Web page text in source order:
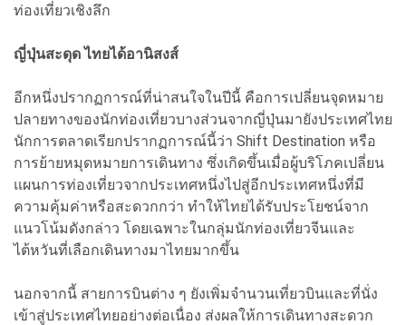
ท่องเที่ยวเชิงลึก
ญี่ปุ่นสะดุด ไทยได้อานิสงส์
อีกหนึ่งปรากฏการณ์ที่น่าสนใจในปีนี้ คือการเปลี่ยนจุดหมาย
ปลายทางของนักท่องเที่ยวบางส่วนจากญี่ปุ่นมายังประเทศไทย
นักการตลาดเรียกปรากฏการณ์นี้ว่า Shift Destination หรือ
การย้ายหมุดหมายการเดินทาง ซึ่งเกิดขึ้นเมื่อผู้บริโภคเปลี่ยน
แผนการท่องเที่ยวจากประเทศหนึ่งไปสู่อีกประเทศหนึ่งที่มี
ความคุ้มค่าหรือสะดวกกว่า ทำให้ไทยได้รับประโยชน์จาก
แนวโน้มดังกล่าว โดยเฉพาะในกลุ่มนักท่องเที่ยวจีนและ
ไต้หวันที่เลือกเดินทางมาไทยมากขึ้น
นอกจากนี้ สายการบินต่าง ๆ ยังเพิ่มจำนวนเที่ยวบินและที่นั่ง
เข้าสู่ประเทศไทยอย่างต่อเนื่อง ส่งผลให้การเดินทางสะดวก